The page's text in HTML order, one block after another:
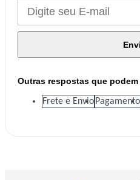
Outras respostas que
Frete e Envio Pagamento